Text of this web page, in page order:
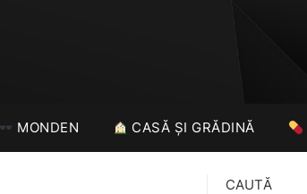
MONDEN CASĂ ȘI GRĂDINĂ
CAUTĂ